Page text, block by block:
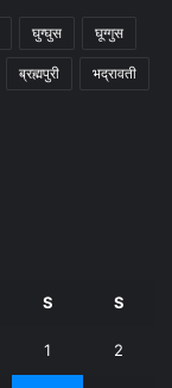
घुग्घुस घूग्गुस
ब्रह्मपुरी भद्रावती
S S
1 2